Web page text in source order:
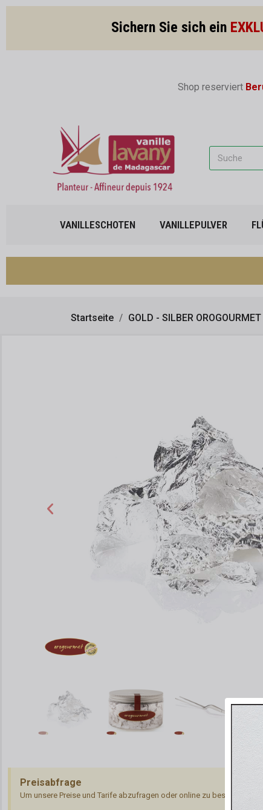
Sichern Sie sich ein
Shop reserviert
VANILLESCHOTEN VANILLEPULVER
Startseite GOLD - SILBER OROGOURMET
Preisabfrage
Um unsere Preise und Tarife abzufragen oder online zu bestellen,